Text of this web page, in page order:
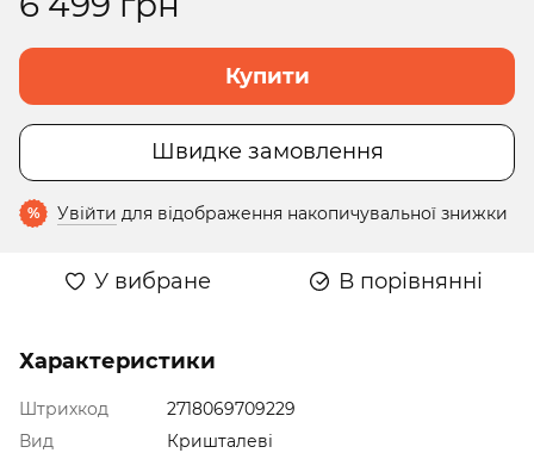
Купити
Швидке замовлення
% Увійти для відображення накопичувальної знижки
У вибране В порівнянні
Характеристики
Штрихкод
2718069709229
Вид
Кришталеві